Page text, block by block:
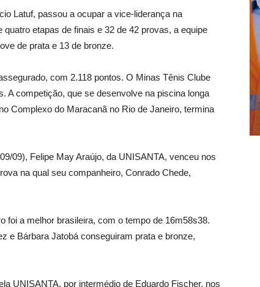
Latuf, passou a ocupar a vice-liderança na
etapas de finais e 32 de 42 provas, a equipe
de prata e 13 de bronze.
com 2.118 pontos. O Minas Tênis Clube
A competição, que se desenvolve na piscina longa
Complexo do Maracanã no Rio de Janeiro, termina
09), Felipe May Araújo, da UNISANTA, venceu nos
na qual seu companheiro, Conrado Chede,
foi a melhor brasileira, com o tempo de 16m58s38.
e Bárbara Jatobá conseguiram prata e bronze,
UNISANTA, por intermédio de Eduardo Fischer, nos